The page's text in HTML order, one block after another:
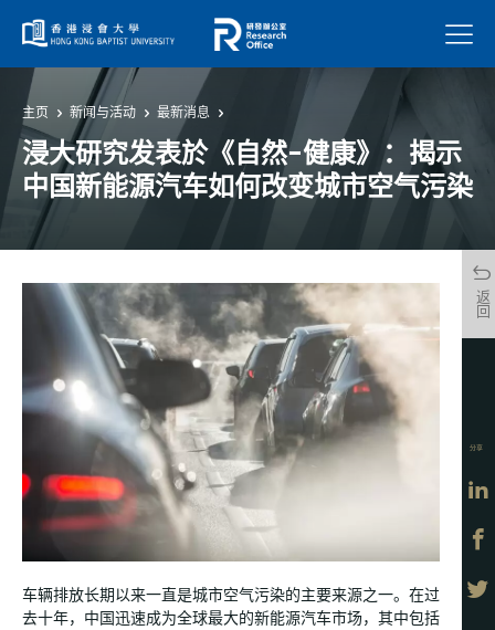
菜单
主页 新闻与活动 最新消息
浸大研究发表於《自然-健康》：揭示
中国新能源汽车如何改变城市空气污染
返回
车辆排放长期以来一直是城市空气污染的主要来源之一。在过
去十年，中国迅速成为全球最大的新能源汽车市场，其中包括
分享